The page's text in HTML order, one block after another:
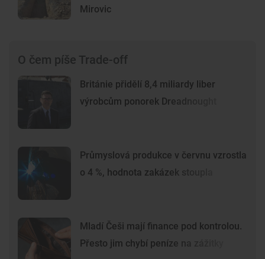
Mirovic
O čem píše Trade-off
Británie přidělí 8,4 miliardy liber
výrobcům ponorek Dreadnought
Průmyslová produkce v červnu vzrostla
o 4 %, hodnota zakázek stoupla
Mladí Češi mají finance pod kontrolou.
Přesto jim chybí peníze na zážitky